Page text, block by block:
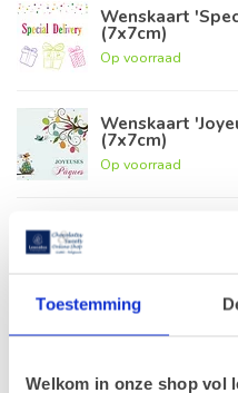
Toestemming
Welkom in onze shop vol
Wenskaart
(7x7cm)
Op voorraad
Wenskaart
(7x7cm)
Op voorraad